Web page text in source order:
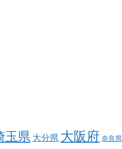
玉県 大分県 大阪府 奈良県